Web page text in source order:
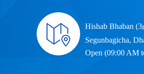
Hishab Bhaban (3
Segunbagicha,
Open (09:00 AM